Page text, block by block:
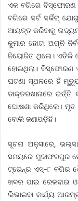
ଏକ ବଗିରେ ବିସ୍ଫୋରଣ
ବଗିରେ ସର୍ଟ ସର୍କିଟ୍‌‌
ଆୟତ୍ତ କରିବାକୁ
କୁମାର ଛୋଟା ଅଗ୍ନି
ନିୟୋଜିତ ଥିଲେ। ଏତିକି
ହୋଇଥିଲା। ବିସ୍ଫୋରଣ
ଘଟଣା ସ୍ଥଳରେ ହିଁ
ଡାକ୍ତରଖାନାରେ
ଘୋଷଣା କରିଥିଲେ।
ବୋଲି ଜଣାପଡ଼ିଛି।
ସୂଚନା ଅନୁସାରେ,
ସମୟରେ ମୁଜାଫରପୁର
ଟ୍ରେନ୍‌ର ଏସ୍‌-୮ ବଗିର
ଖବର ପାଇ ରେଳବାଇ
ଲିଭାଇବା କାର୍ଯ୍ୟ